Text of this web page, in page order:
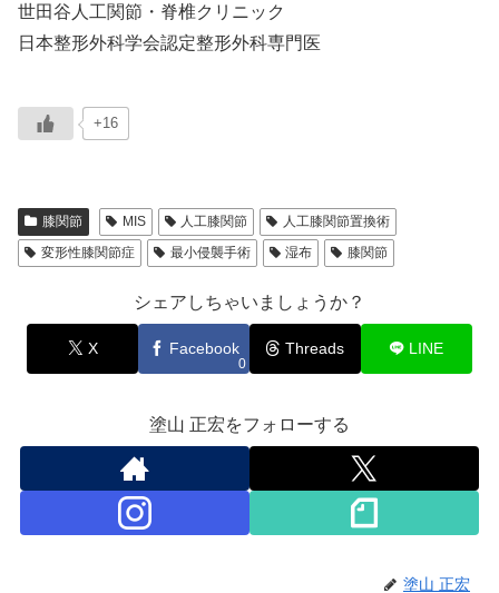
世田谷人工関節・脊椎クリニック
日本整形外科学会認定整形外科専門医
+16
膝関節 MIS 人工膝関節
人工膝関節置換術
変形性膝関節症
最小侵襲手術 湿布 膝関節
シェアしちゃいましょうか？
X Facebook
0
Threads LINE
塗山 正宏をフォローする
塗山 正宏